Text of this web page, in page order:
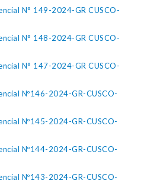
N° 149-2024-GR CUSCO-
N° 148-2024-GR CUSCO-
N° 147-2024-GR CUSCO-
Nº146-2024-GR-CUSCO-
Nº145-2024-GR-CUSCO-
Nº144-2024-GR-CUSCO-
Nº143-2024-GR-CUSCO-